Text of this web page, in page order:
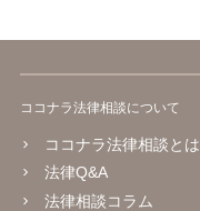
ココナラ法律相談について
ココナラ法律相談とは
法律Q&A
法律相談コラム